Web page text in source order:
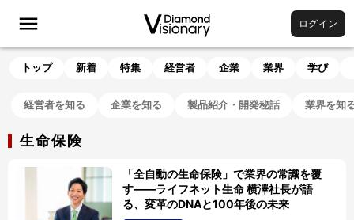
ログイン
トップ 新着 特集 経営者 企業 業界 学び
経営者を知る 企業を知る 製品紹介・開発秘話 業界を知
生命保険
「全自動の生命保険」で業界の常識を覆
す——ライフネット生命 横澤社長が語
る、変革のDNAと100年後の未来